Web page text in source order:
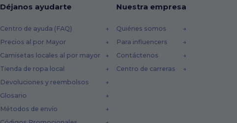
Déjanos ayudarte
Centro de ayuda (FAQ)
Precios al por Mayor
Camisetas locales al por mayor
Tienda de ropa local
Devoluciones y reembolsos
Glosario
Métodos de envío
Nuestra empresa
Quiénes somos
Para influencers
Contáctenos
Centro de carreras